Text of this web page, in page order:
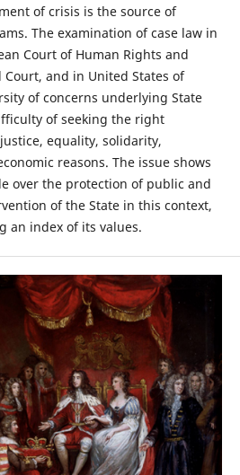
of crisis is the source of
The examination of case law in
Court of Human Rights and
and in United States of
of concerns underlying State
of seeking the right
equality, solidarity,
reasons. The issue shows
over the protection of public and
of the State in this context,
an index of its values.